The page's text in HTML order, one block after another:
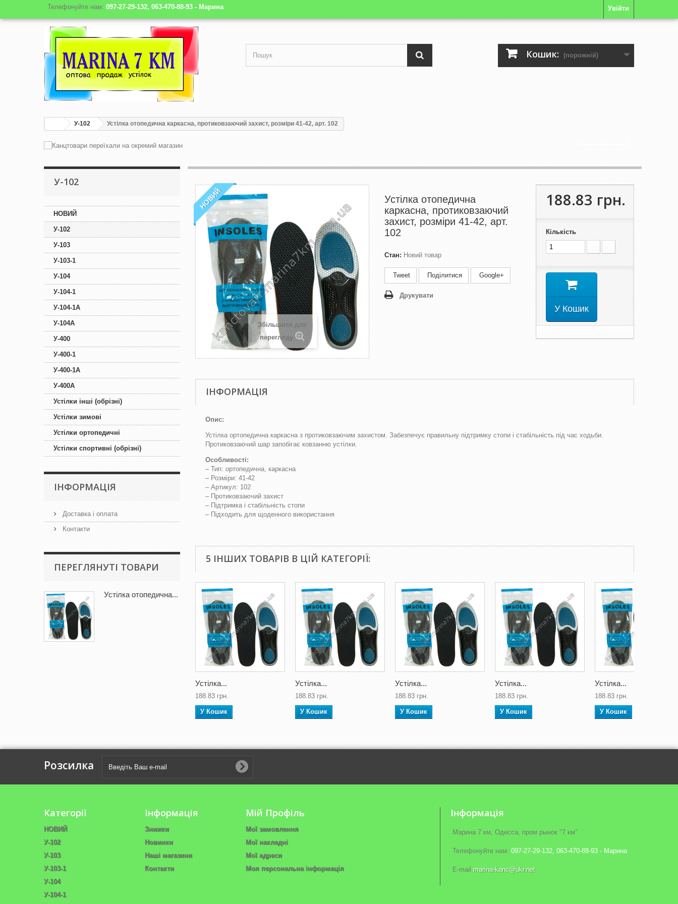
Увійти
Телефонуйте нам: 097-27-29-132, 063-470-88-93 - Марина
Кошик: (порожній)
У-102 Устілка отопедична каркасна, протиковзаючий захист, розміри 41-42, арт. 102
У-102
НОВИЙ
У-102
У-103
У-103-1
У-104
У-104-1
У-104-1А
У-104А
У-400
У-400-1
У-400-1А
У-400А
Устілки інші (обрізні)
Устілки зимові
Устілки ортопедичні
Устілки спортивні (обрізні)
IНФОРМАЦІЯ
Доставка і оплата
Контакти
ПЕРЕГЛЯНУТІ ТОВАРИ
Устілка отопедична...
НОВИЙ
Збільшити для
перегляду
Устілка отопедична
каркасна, протиковзаючий
захист, розміри 41-42, арт.
102
Стан: Новий товар
Tweet Поділитися Google+
Друкувати
188.83 грн.
Кількість
У Кошик
ІНФОРМАЦІЯ
Опис:
Устілка ортопедична каркасна з протиковзаючим захистом. Забезпечує правильну підтримку стопи і стабільність під час ходьби.
Протиковзаючий шар запобігає ковзанню устілки.
Особливості:
– Тип: ортопедична, каркасна
– Розміри: 41-42
– Артикул: 102
– Протиковзаючий захист
– Підтримка і стабільність стопи
– Підходить для щоденного використання
5 ІНШИХ ТОВАРІВ В ЦІЙ КАТЕГОРІЇ:
Устілка...
188.83 грн.
У Кошик
Устілка...
188.83 грн.
У Кошик
Устілка...
188.83 грн.
У Кошик
Устілка...
188.83 грн.
У Кошик
Устілка...
188.83 грн.
У Кошик
Розсилка
Категорії
НОВИЙ
У-102
У-103
У-103-1
У-104
У-104-1
Інформація
Знижки
Новинки
Наші магазини
Контакти
Мій Профіль
Мої замовлення
Мої накладні
Мої адреси
Моя персональна інформація
Iнформація
Марина 7 км, Одесса, пром рынок "7 км"
Телефонуйте нам: 097-27-29-132, 063-470-88-93 - Марина
E-maіl marina-kanc@ukr.net